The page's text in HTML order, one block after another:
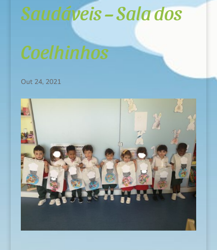
Saudáveis – Sala dos
Coelhinhos
Out 24, 2021